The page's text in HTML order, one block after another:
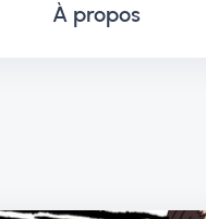
À propos